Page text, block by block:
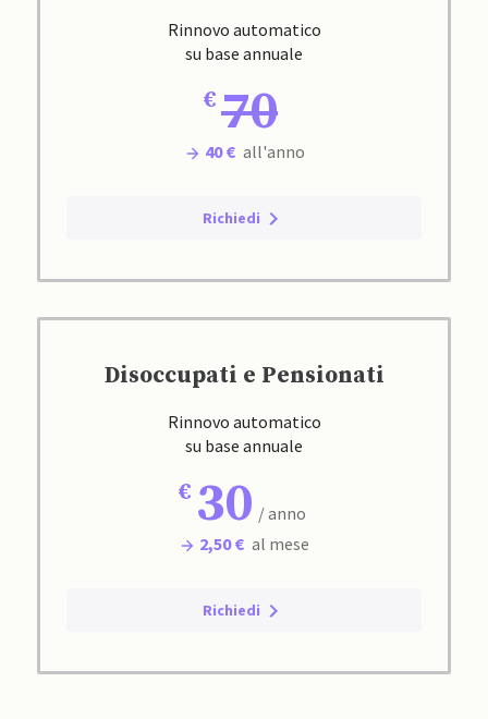
Rinnovo automatico
su base annuale
70
40 € all'anno
Richiedi
Disoccupati e Pensionati
Rinnovo automatico
su base annuale
30 / anno
2,50 € al mese
Richiedi